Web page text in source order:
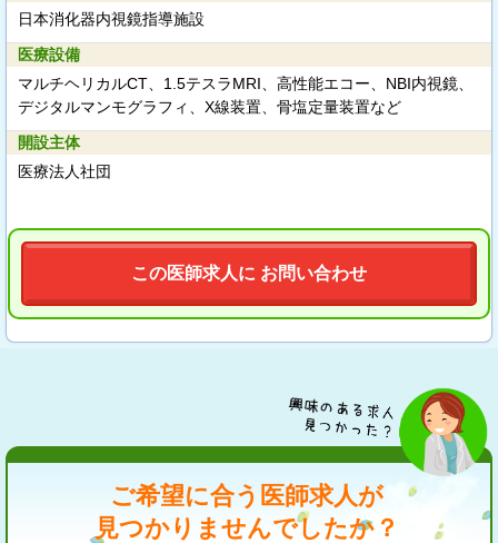
日本消化器内視鏡指導施設
医療設備
マルチヘリカルCT、1.5テスラMRI、高性能エコー、NBI内視鏡、
デジタルマンモグラフィ、X線装置、骨塩定量装置など
開設主体
医療法人社団
この医師求人に お問い合わせ
ご希望に合う医師求人が
見つかりませんでしたか？